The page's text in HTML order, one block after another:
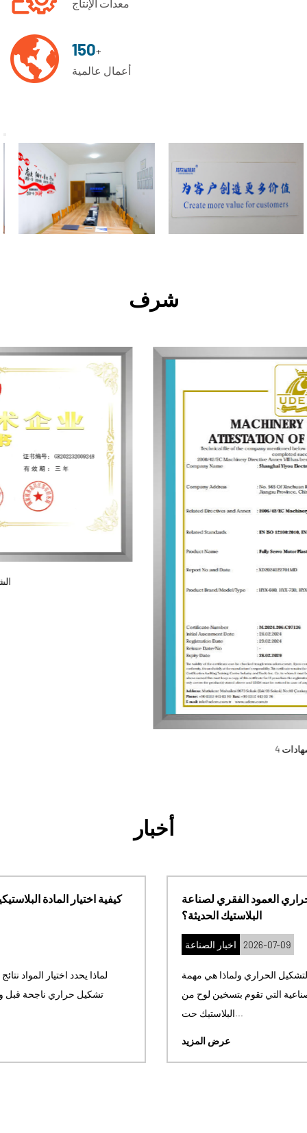
معدات الإنتاج
150+
أعمال عالمية
شرف
أخبار
ما الذي يجعل آلة التشكيل الحراري العمود الفقري لصناعة
ما هي آلة التشكيل الحراري ولماذا هي مهمة A آلة التشكيل الحراري
هي قطعة من المعدات الصناعية التي تقوم بتسخين لوح من